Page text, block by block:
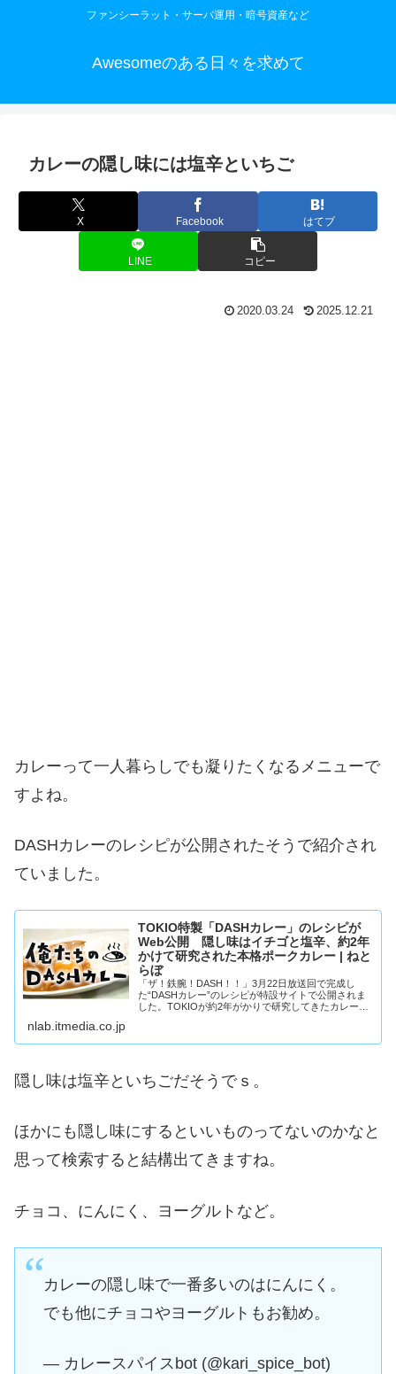
ファンシーラット・サーバ運用・暗号資産など
Awesomeのある日々を求めて
カレーの隠し味には塩辛といちご
X Facebook はてブ
LINE コピー
2020.03.24 2025.12.21
カレーって一人暮らしでも凝りたくなるメニューで
すよね。
DASHカレーのレシピが公開されたそうで紹介され
ていました。
TOKIO特製「DASHカレー」のレシピが
Web公開 隠し味はイチゴと塩辛、約2年
かけて研究された本格ポークカレー | ねと
らぼ
「ザ！鉄腕！DASH！！」3月22日放送回で完成し
た“DASHカレー”のレシピが特設サイトで公開されま
した。TOKIOが約2年がかりで研究してきたカレー、
nlab.itmedia.co.jp
隠し味は塩辛といちごだそうでｓ。
ほかにも隠し味にするといいものってないのかなと
思って検索すると結構出てきますね。
チョコ、にんにく、ヨーグルトなど。
カレーの隠し味で一番多いのはにんにく。
でも他にチョコやヨーグルトもお勧め。
— カレースパイスbot (@kari_spice_bot)